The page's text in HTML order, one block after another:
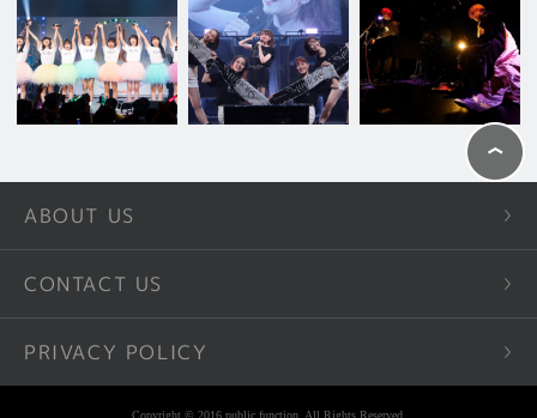
ABOUT US
CONTACT US
PRIVACY POLICY
Copyright © 2016 public function. All Rights Reserved.